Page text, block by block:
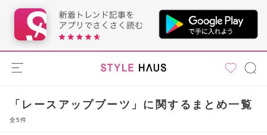
「レースアップブーツ」に関するまとめ一覧
全5件